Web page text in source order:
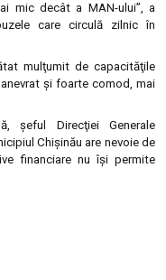
mic decât a MAN-ului”, a
care circulă zilnic în
mulţumit de capacităţile
şi foarte comod, mai
şeful Direcţiei Generale
Chişinău are nevoie de
financiare nu îşi permite